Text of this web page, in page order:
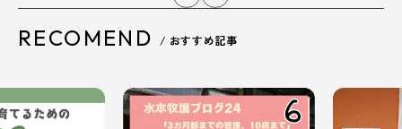
RECOMEND / おすすめ記事